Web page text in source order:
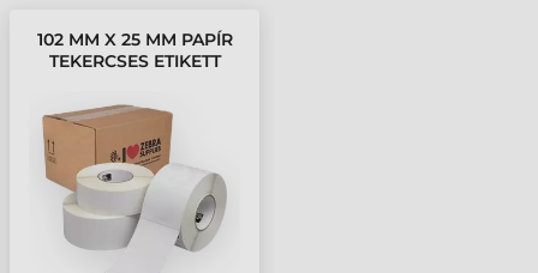
102 MM X 25 MM PAPÍR
TEKERCSES ETIKETT
CÍMKE/TEKERCS )